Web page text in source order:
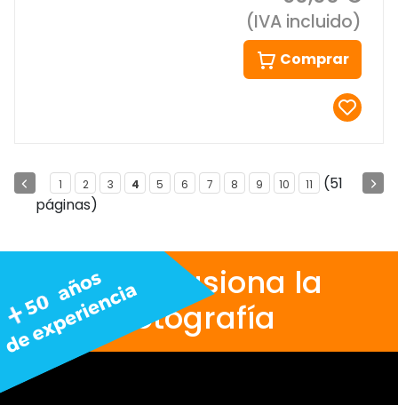
(IVA incluido)
Comprar
1 2 3 4 5 6 7 8 9 10 11
(51
páginas)
Nos apasiona la
fotografía